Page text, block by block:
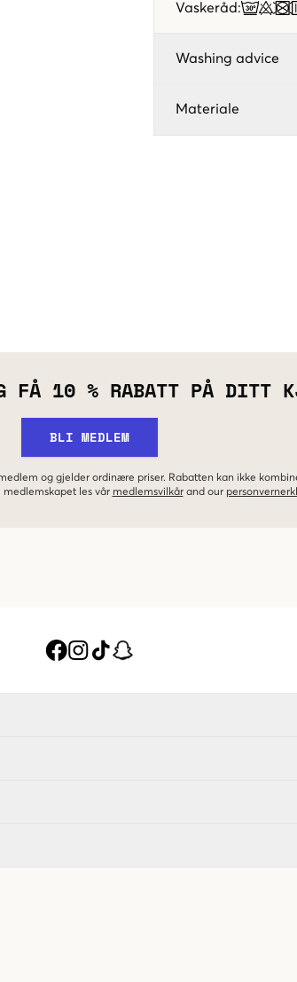
Vaskeråd:
Washing advice
Materiale
FÅ 10 % RABATT PÅ DITT
BLI MEDLEM
og gjelder ordinære priser. Rabatten kan ikke
les vår medlemsvilkår and our